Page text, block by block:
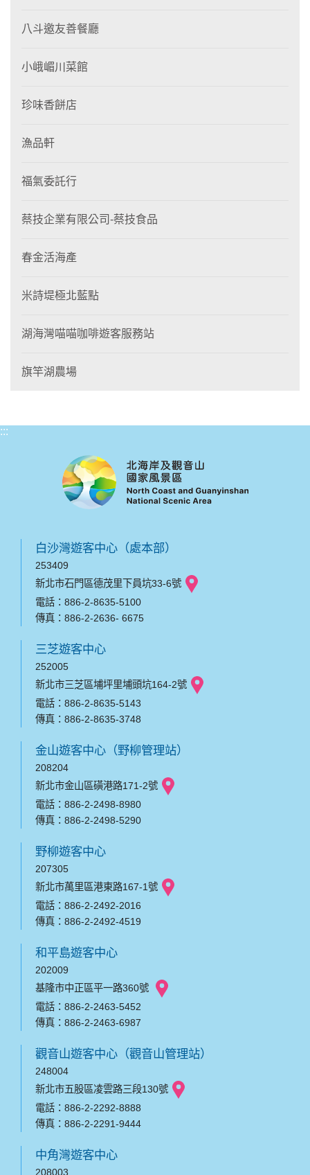
八斗邀友善餐廳
小峨嵋川菜館
珍味香餅店
漁品軒
福氣委託行
蔡技企業有限公司-蔡技食品
春金活海產
米詩堤極北藍點
湖海灣喵喵咖啡遊客服務站
旗竿湖農場
:::
白沙灣遊客中心（處本部）
253409
新北市石門區德茂里下員坑33-6號
電話：886-2-8635-5100
傳真：886-2-2636- 6675
三芝遊客中心
252005
新北市三芝區埔坪里埔頭坑164-2號
電話：886-2-8635-5143
傳真：886-2-8635-3748
金山遊客中心（野柳管理站）
208204
新北市金山區磺港路171-2號
電話：886-2-2498-8980
傳真：886-2-2498-5290
野柳遊客中心
207305
新北市萬里區港東路167-1號
電話：886-2-2492-2016
傳真：886-2-2492-4519
和平島遊客中心
202009
基隆市中正區平一路360號
電話：886-2-2463-5452
傳真：886-2-2463-6987
觀音山遊客中心（觀音山管理站）
248004
新北市五股區凌雲路三段130號
電話：886-2-2292-8888
傳真：886-2-2291-9444
中角灣遊客中心
208003